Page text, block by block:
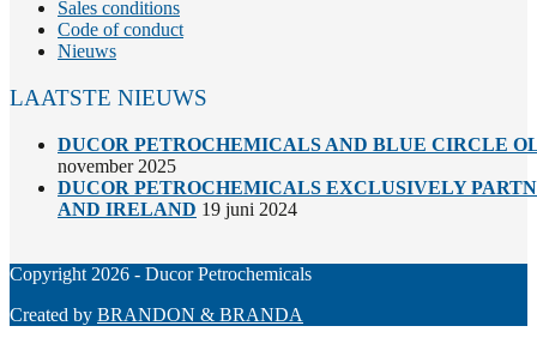
Sales conditions
Code of conduct
Nieuws
LAATSTE NIEUWS
DUCOR PETROCHEMICALS AND BLUE CIRCLE
november 2025
DUCOR PETROCHEMICALS EXCLUSIVELY
AND IRELAND 19 juni 2024
Copyright 2026 - Ducor Petrochemicals
Created by BRANDON & BRANDA